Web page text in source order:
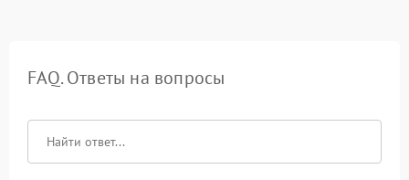
FAQ. Ответы на вопросы